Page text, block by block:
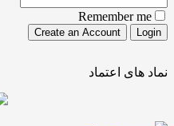
Remember me
نماد های اعتماد